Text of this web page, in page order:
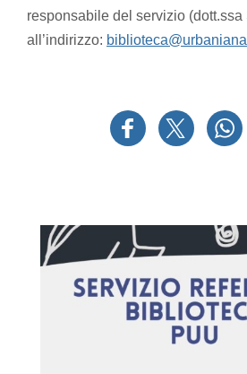
responsabile del servizio
all’indirizzo: